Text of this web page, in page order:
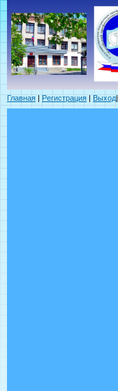
Главная | Регистрация | Выход|